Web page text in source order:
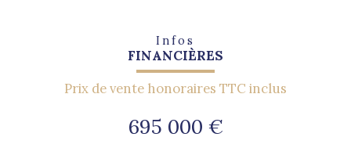
Infos
FINANCIÈRES
Prix de vente honoraires TTC inclus
695 000 €